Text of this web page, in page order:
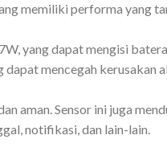
memiliki performa yang
yang dapat mengisi
mencegah kerusakan
aman. Sensor ini juga
notifikasi, dan lain-lain.